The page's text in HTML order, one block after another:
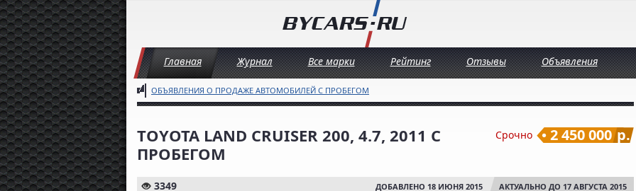
Главная Журнал Все марки Рейтинг Отзывы Объявления
ОБЪЯВЛЕНИЯ О ПРОДАЖЕ АВТОМОБИЛЕЙ С ПРОБЕГОМ
TOYOTA LAND CRUISER 200, 4.7, 2011 С
ПРОБЕГОМ
Срочно 2 450 000 р.
3349 ДОБАВЛЕНО 18 ИЮНЯ 2015 АКТУАЛЬНО ДО 17 АВГУСТА 2015